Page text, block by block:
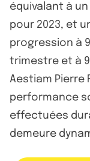
équivalant à
pour 2023, et
progression à
trimestre et à
Aestiam Pierre
performance
effectuées
demeure